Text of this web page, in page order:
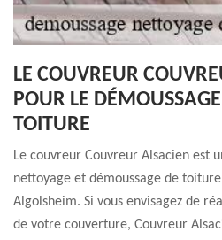
LE COUVREUR
POUR LE
TOITURE
Le couvreur Couvreur Alsacien est
nettoyage et démoussage de
Algolsheim. Si vous envisagez de
de votre couverture, Couvreur